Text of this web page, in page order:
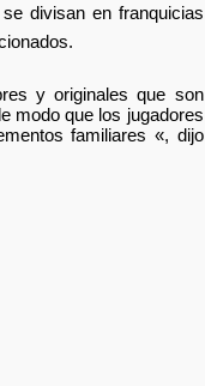
divisan en franquicias
y originales que son
modo que los jugadores
familiares «, dijo